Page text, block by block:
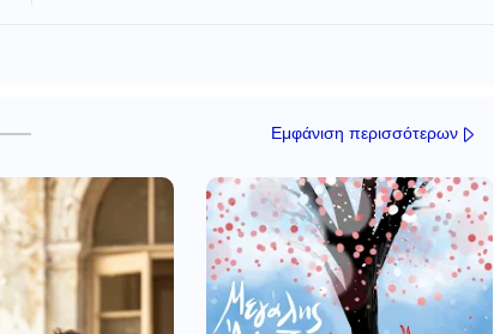
Εμφάνιση περισσότερων